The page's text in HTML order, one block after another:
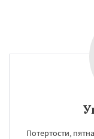
Потертости,